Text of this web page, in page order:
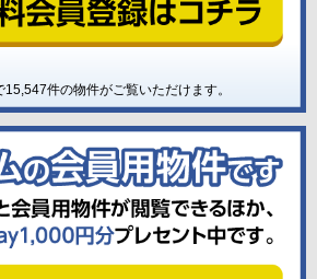
15,547件の物件がご覧いただけます。